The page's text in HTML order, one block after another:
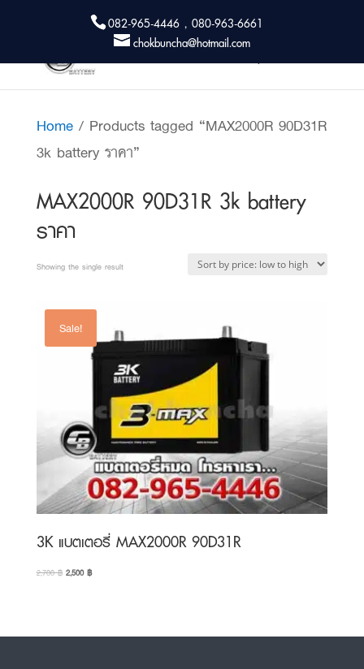
082-965-4446 , 080-963-6661
chokbuncha@hotmail.com
Home/ Products tagged “MAX2000R 90D31R
3k battery ราคา”
MAX2000R 90D31R 3k battery
ราคา
Showing the single result
Sale!
3K แบตเตอรี่ MAX2000R 90D31R
2,700฿ Original
2,500฿Current